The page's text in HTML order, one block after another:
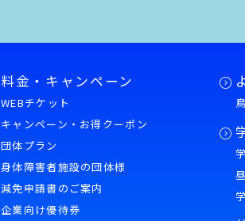
料金・キャンペーン
WEBチケット
キャンペーン・お得クーポン
団体プラン
身体障害者施設の団体様
減免申請書のご案内
企業向け優待券